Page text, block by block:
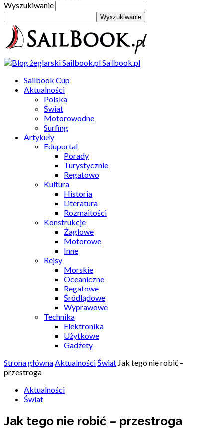
Wyszukiwanie
Sailbook.pl
Sailbook Cup
Aktualności
Polska
Świat
Motorowodne
Surfing
Artykuły
Eduportal
Porady
Turystycznie
Regatowo
Kultura
Historia
Literatura
Rozmaitości
Konstrukcje
Żaglowe
Motorowe
Inne
Rejsy
Morskie
Oceaniczne
Regatowe
Śródlądowe
Wyprawowe
Technika
Elektronika
Użytkowe
Gadżety
Strona głównaAktualnościŚwiat Jak tego nie robić –
przestroga
Aktualności
Świat
Jak tego nie robić – przestroga